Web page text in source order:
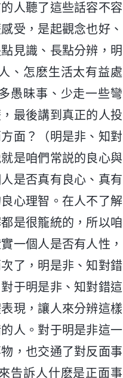
人聽了這些話容不容
受，是起觀念也好、
見識、長點分辨，明
、怎麽生活太有益處
愚昧事、少走一些彎
最後講到真正的人投
面？（明是非、知對
是咱們常説的良心與
是否真有良心、真有
心理智。在人不了解
是很籠統的，所以咱
一個人是否有人性，
了，明是非、知對錯
于明是非、知對錯這
現，讓人來分辨這樣
人。對于明是非這一
，也交通了對反面事
告訴人什麽是正面事